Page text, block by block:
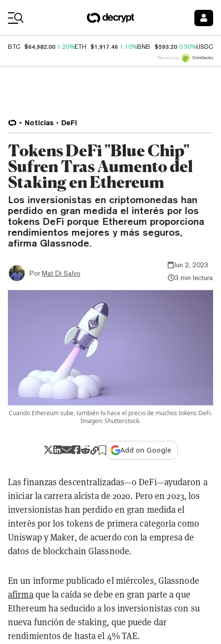
BTC $64,982.00 1.20%ETH $1,917.46 1.10%BNB $593.20 0.30%USDC
Price data by
Noticias DeFi
Tokens DeFi "Blue Chip"
Sufren Tras Aumento del
Staking en Ethereum
Los inversionistas en criptomonedas han
perdido en gran medida el interés por los
tokens DeFi porque Ethereum proporciona
rendimientos mejores y más seguros,
afirma Glassnode.
Por Mat Di Salvo
Jun 2, 2023
3 min lectura
Cuando Ethereum sube, también lo hace el precio de muchos tokens DeFi.
Imagen: Shutterstock.
Add on Google
Las finanzas descentralizadas—o DeFi—ayudaron a
iniciar la carrera alcista de 2020. Pero en 2023, los
inversionistas han perdido en gran medida el
interés por los tokens de primera categoría como
Uniswap y Maker, de acuerdo con la empresa de
datos de blockchain Glassnode.
En un informe publicado el miércoles, Glassnode
afirmaque la caída se debe en gran parte a que
Ethereum ha seducido a los inversionistas con su
nueva función de staking, que puede dar
rendimientos de hasta el 4% TAE.